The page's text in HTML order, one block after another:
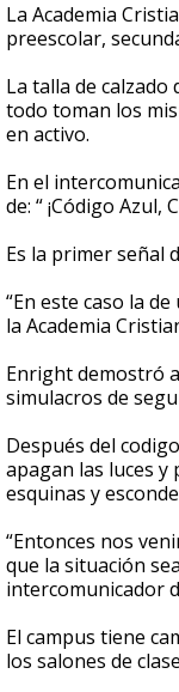
La Academia
preescolar,
La talla de
todo toman los
en activo.
En el
de: “ ¡Código Azul,
Es la primer señal
“En este caso la
la Academia
Enright demostró a
simulacros de
Después del
apagan las luces y
esquinas y
“Entonces nos
que la situación
intercomunicador
El campus tiene
los salones de